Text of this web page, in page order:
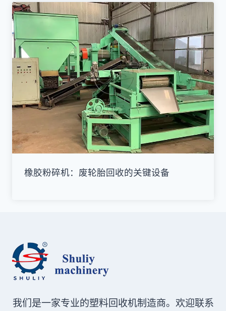
橡胶粉碎机：废轮胎回收的关键设备
我们是一家专业的塑料回收机制造商。欢迎联系